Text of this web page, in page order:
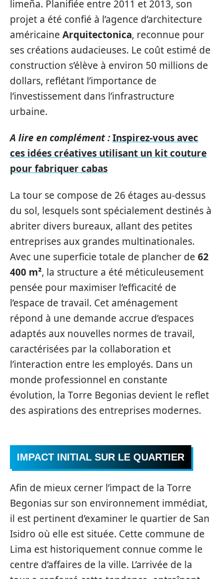
limeña. Planifiée entre 2011 et 2013, son
projet a été confié à l’agence d’architecture
américaine Arquitectonica, reconnue pour
ses créations audacieuses. Le coût estimé de
construction s’élève à environ 50 millions de
dollars, reflétant l’importance de
l’investissement dans l’infrastructure
urbaine.
A lire en complément :Inspirez-vous avec
ces idées créatives utilisant un kit couture
pour fabriquer cabas
La tour se compose de 26 étages au-dessus
du sol, lesquels sont spécialement destinés à
abriter divers bureaux, allant des petites
entreprises aux grandes multinationales.
Avec une superficie totale de plancher de 62
400 m², la structure a été méticuleusement
pensée pour maximiser l’efficacité de
l’espace de travail. Cet aménagement
répond à une demande accrue d’espaces
adaptés aux nouvelles normes de travail,
caractérisées par la collaboration et
l’interaction entre les employés. Dans un
monde professionnel en constante
évolution, la Torre Begonias devient le reflet
des aspirations des entreprises modernes.
IMPACT INITIAL SUR LE QUARTIER
Afin de mieux cerner l’impact de la Torre
Begonias sur son environnement immédiat,
il est pertinent d’examiner le quartier de San
Isidro où elle est située. Cette commune de
Lima est historiquement connue comme le
centre d’affaires de la ville. L’arrivée de la